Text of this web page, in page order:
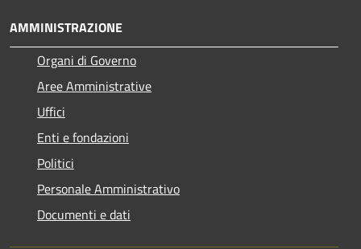
AMMINISTRAZIONE
Organi di Governo
Aree Amministrative
Uffici
Enti e fondazioni
Politici
Personale Amministrativo
Documenti e dati